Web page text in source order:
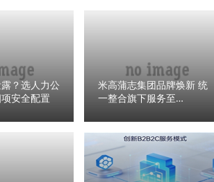
？选人力公
安全配置
米高蒲志集团品牌焕新 统
一整合旗下服务至